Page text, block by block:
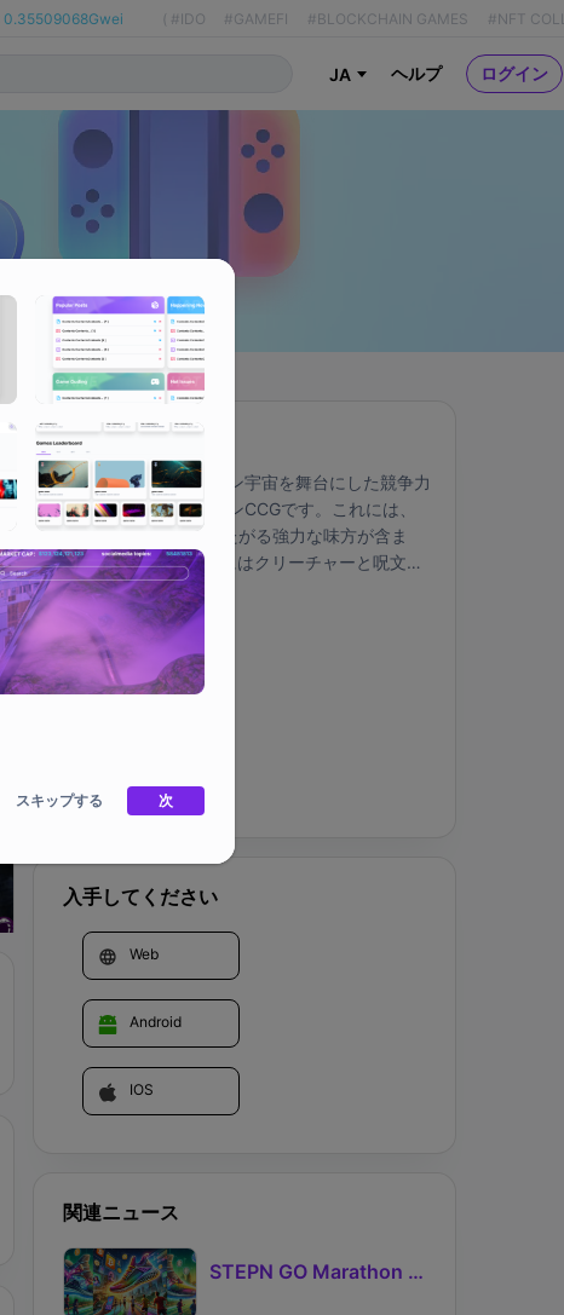
0.35509068Gwei ( #IDO #GAMEFI #BLOCKCHAIN GAMES #NFT
JA ヘルプ ログイン
スキップする 次
About
ベルセルクは、バルカン宇宙を舞台にした競争力
のあるブロックチェーンCCGです。これには、
以前の4つの象限にまたがる強力な味方が含ま
れ、各Berserkカードにはクリーチャーと呪文が
含まれています。新しいデッキを作り、友達や他
の強大な敵と戦うときにレアカードを集めましょ
う。
SNS
入手してください
Web
Android
IOS
関連ニュース
STEPN GO Marathon Challenge Season 3: Sign-Ups Live With Teams and Missed-Day Insurance